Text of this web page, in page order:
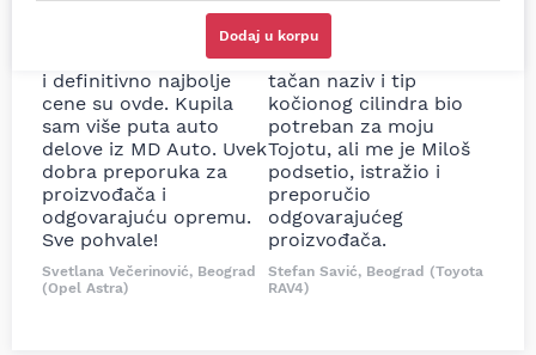
Dodaj u korpu
Uporedila sam sve
prodavnice auto delova
i definitivno najbolje
cene su ovde. Kupila
sam više puta auto
delove iz MD Auto. Uvek
dobra preporuka za
proizvođača i
odgovarajuću opremu.
Sve pohvale!
Svetlana Večerinović, Beograd
(Opel Astra)
Odlična usluga i
ljubazni prodavci.
Nisam bio siguran koji je
tačan naziv i tip
kočionog cilindra bio
potreban za moju
Tojotu, ali me je Miloš
podsetio, istražio i
preporučio
odgovarajućeg
proizvođača.
Stefan Savić, Beograd (Toyota
RAV4)